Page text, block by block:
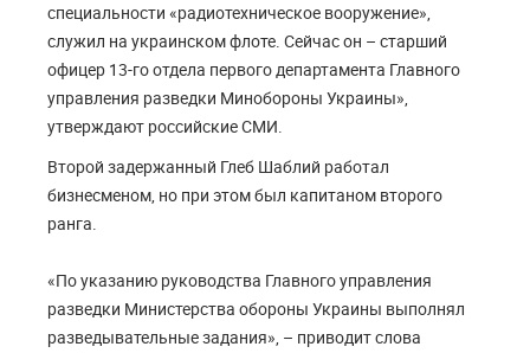
специальности «радиотехническое вооружение»,
служил на украинском флоте. Сейчас он – старший
офицер 13-го отдела первого департамента Главного
управления разведки Минобороны Украины»,
утверждают российские СМИ.
Второй задержанный Глеб Шаблий работал
бизнесменом, но при этом был капитаном второго
ранга.
«По указанию руководства Главного управления
разведки Министерства обороны Украины выполнял
разведывательные задания», – приводит слова